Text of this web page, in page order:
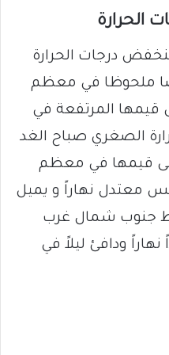
الحرارة
درجات الحرارة
ملحوظا في معظم
قيمها المرتفعة في
الصغري صباح الغد
قيمها في معظم
معتدل نهاراً و يميل
جنوب شمال غرب
نهاراً ودافئ ليلاً في